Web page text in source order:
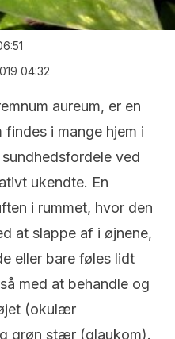
04:32
aureum, er en
i mange hjem i
ved
ukendte. En
i rummet, hvor den
at slappe af i øjnene,
eller bare føles lidt
med at behandle og
(okulær
grøn stær (glaukom).